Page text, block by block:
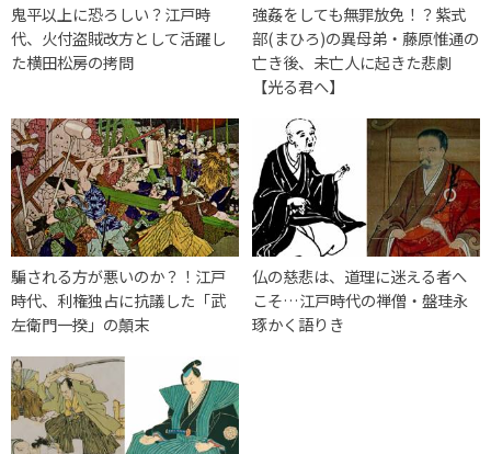
鬼平以上に恐ろしい？江戸時
代、火付盗賊改方として活躍し
た横田松房の拷問
強姦をしても無罪放免！？紫式
部(まひろ)の異母弟・藤原惟通の
亡き後、未亡人に起きた悲劇
【光る君へ】
騙される方が悪いのか？！江戸
時代、利権独占に抗議した「武
左衛門一揆」の顛末
仏の慈悲は、道理に迷える者へ
こそ…江戸時代の禅僧・盤珪永
琢かく語りき